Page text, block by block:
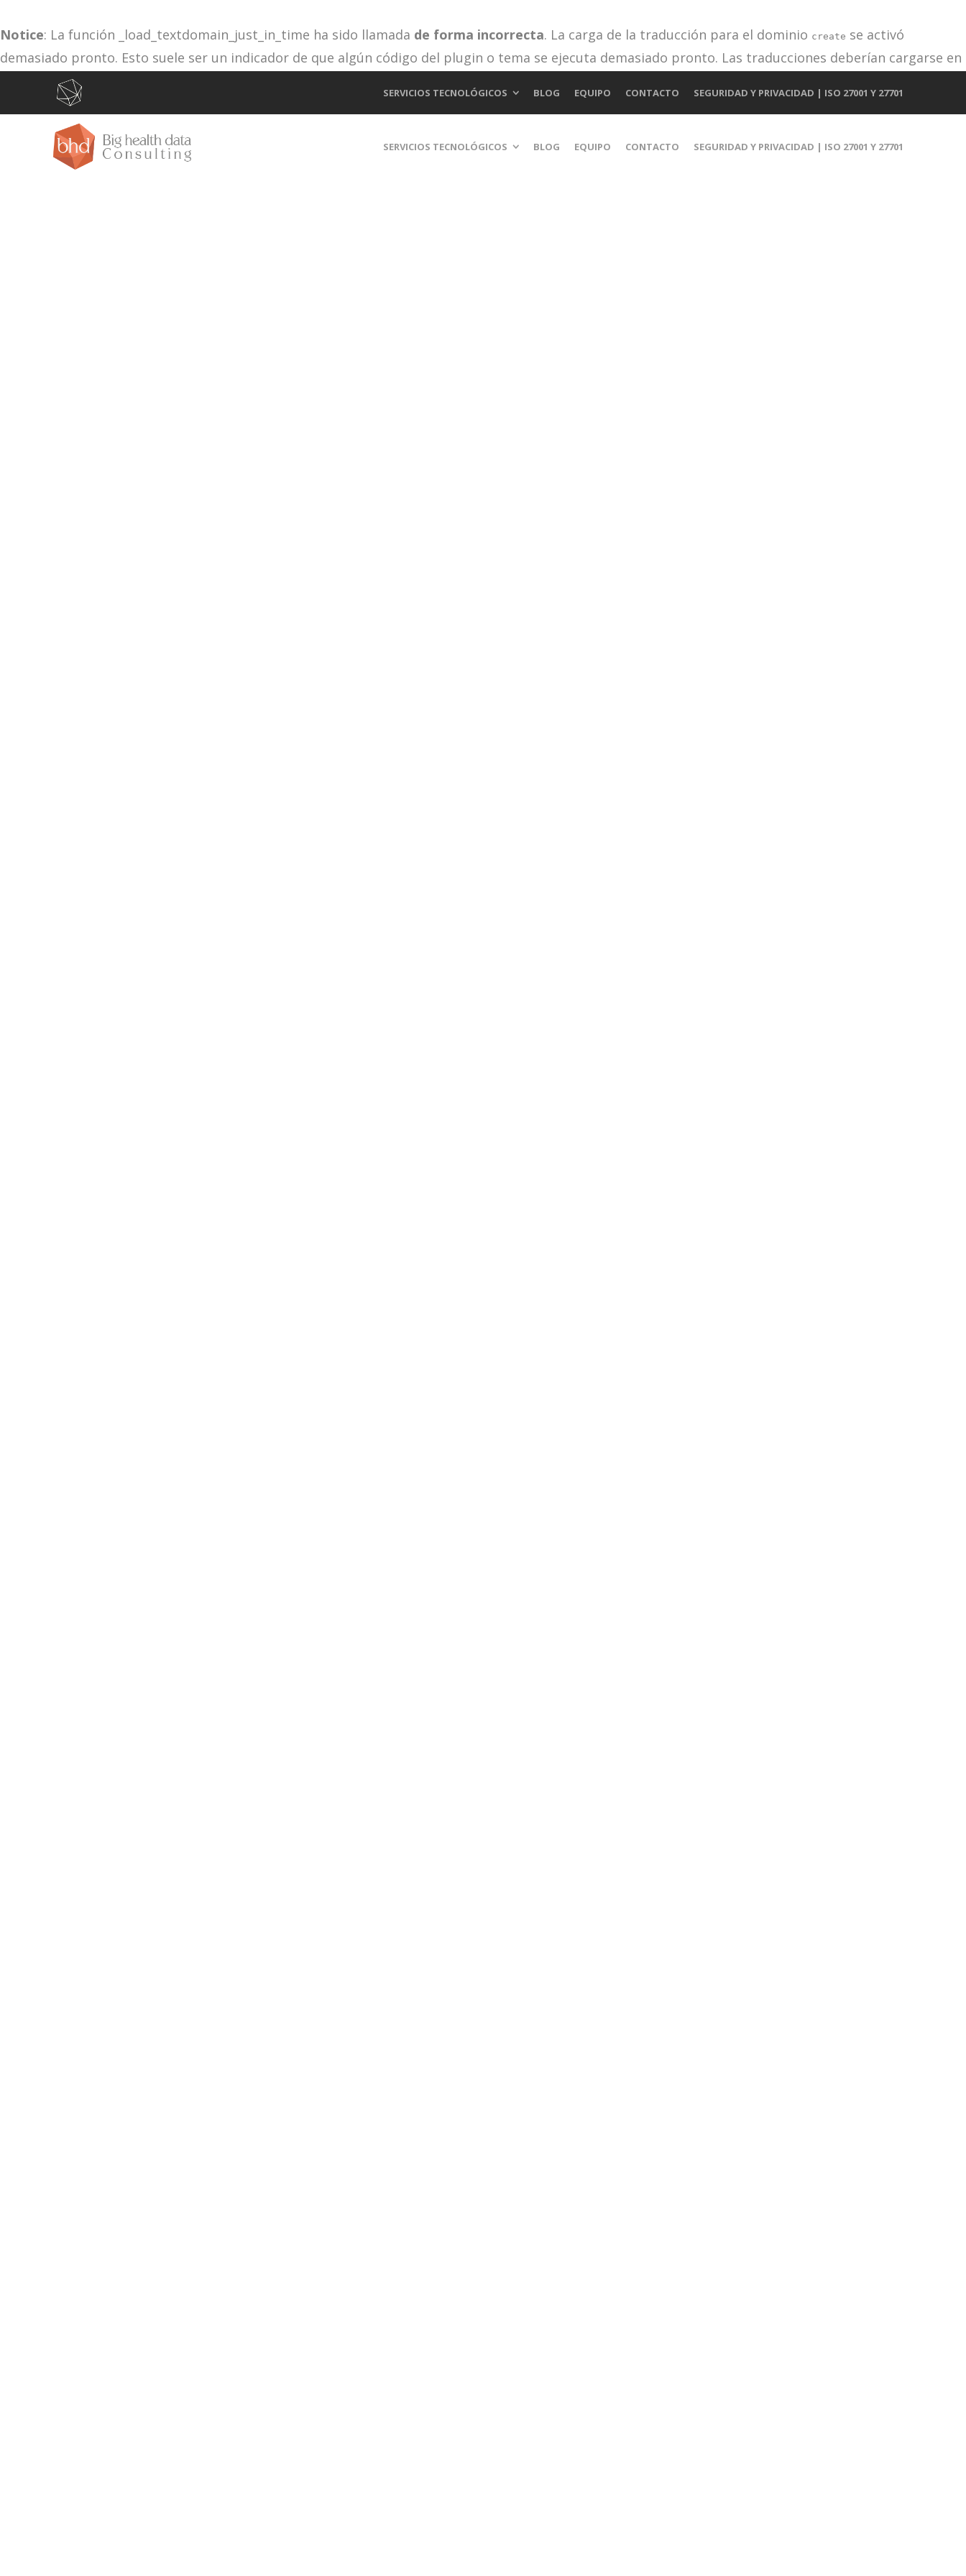
Notice: La función _load_textdomain_just_in_time ha sido llamada de forma incorrecta. La carga de la traducción para el dominio create se activó
demasiado pronto. Esto suele ser un indicador de que algún código del plugin o tema se ejecuta demasiado pronto. Las traducciones deberían cargarse en
init
/var/www/vhosts/bhdconsult.com/httpdocs/wp-includes/functions.php
SERVICIOS TECNOLÓGICOS BLOG EQUIPO CONTACTO SEGURIDAD Y PRIVACIDAD | ISO 27001 Y 27701
SERVICIOS TECNOLÓGICOS BLOG EQUIPO CONTACTO SEGURIDAD Y PRIVACIDAD | ISO 27001 Y 27701